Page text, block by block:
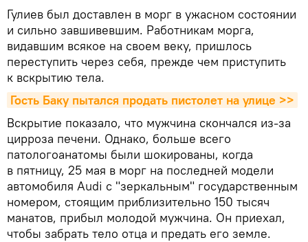
Гулиев был доставлен в морг в ужасном состоянии
и сильно завшивевшим. Работникам морга,
видавшим всякое на своем веку, пришлось
переступить через себя, прежде чем приступить
к вскрытию тела.
Гость Баку пытался продать пистолет на улице >>
Вскрытие показало, что мужчина скончался из-за
цирроза печени. Однако, больше всего
патологоанатомы были шокированы, когда
в пятницу, 25 мая в морг на последней модели
автомобиля Audi с "зеркальным" государственным
номером, стоящим приблизительно 150 тысяч
манатов, прибыл молодой мужчина. Он приехал,
чтобы забрать тело отца и предать его земле.